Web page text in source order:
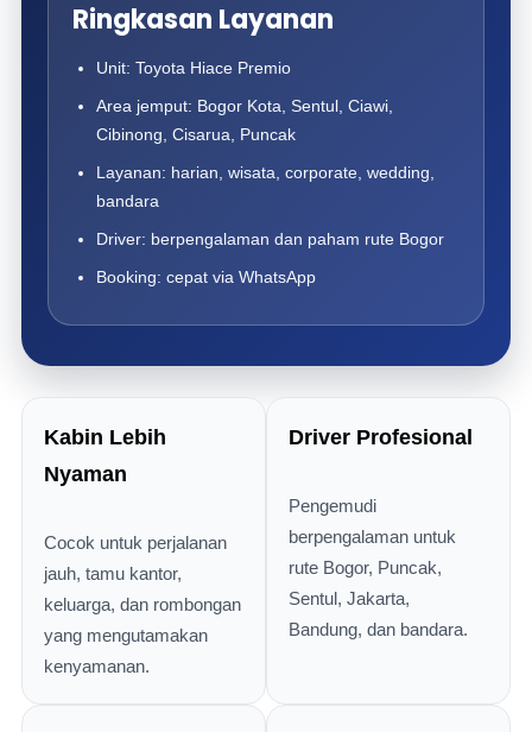
Ringkasan Layanan
Unit: Toyota Hiace Premio
Area jemput: Bogor Kota, Sentul, Ciawi,
Cibinong, Cisarua, Puncak
Layanan: harian, wisata, corporate, wedding,
bandara
Driver: berpengalaman dan paham rute Bogor
Booking: cepat via WhatsApp
Kabin Lebih
Nyaman
Cocok untuk perjalanan
jauh, tamu kantor,
keluarga, dan rombongan
yang mengutamakan
kenyamanan.
Driver Profesional
Pengemudi
berpengalaman untuk
rute Bogor, Puncak,
Sentul, Jakarta,
Bandung, dan bandara.